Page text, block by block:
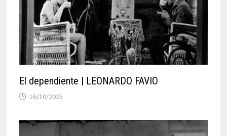
El dependiente | LEONARDO FAVIO
16/10/2025